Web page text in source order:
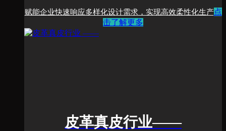
赋能企业快速响应多样化设计需求，实现高效柔性化生产点
击了解更多
皮革真皮行业——